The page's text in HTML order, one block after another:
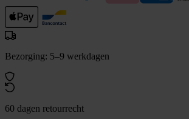
Bezorging: 5–9 werkdagen
60 dagen retourrecht